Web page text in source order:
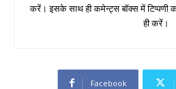
करें। इसके साथ ही कमेन्ट्स बॉक्स में टिप्पणी
ही करें।
Facebook